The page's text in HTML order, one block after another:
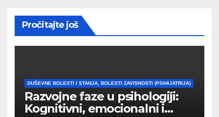
Pročitajte još
DUŠEVNE BOLESTI I STANJA, BOLESTI ZAVISNOSTI (PSIHIJATRIJA)
Razvojne faze u psihologiji:
Kognitivni, emocionalni i